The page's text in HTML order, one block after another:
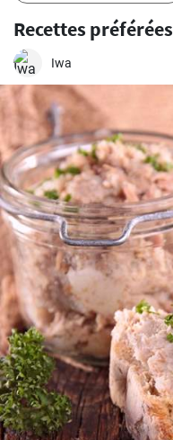
Recettes préférées
Iwa